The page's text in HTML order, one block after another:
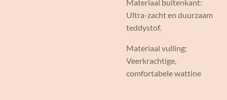
Materiaal buitenkant:
Ultra-zacht en duurzaam
teddystof.
Materiaal vulling:
Veerkrachtige,
comfortabele wattine